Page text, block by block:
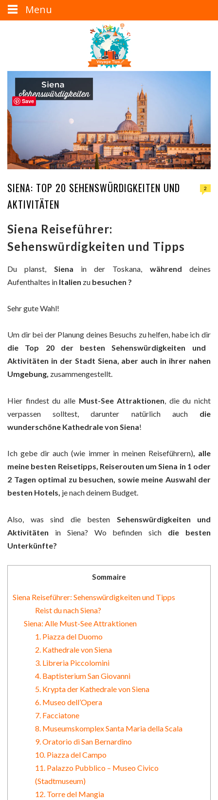
SIENA: TOP 20 SEHENSWÜRDIGKEITEN UND
AKTIVITÄTEN
2
Siena Reiseführer:
Sehenswürdigkeiten und Tipps
Du planst, Siena in der Toskana, während deines
Aufenthaltes in Italien zu besuchen ?
Sehr gute Wahl!
Um dir bei der Planung deines Besuchs zu helfen, habe ich dir
die Top 20 der besten Sehenswürdigkeiten und
Aktivitäten in der Stadt Siena, aber auch in ihrer nahen
Umgebung, zusammengestellt.
Hier findest du alle Must-See Attraktionen, die du nicht
verpassen solltest, darunter natürlich auch die
wunderschöne Kathedrale von Siena!
Ich gebe dir auch (wie immer in meinen Reiseführern), alle
meine besten Reisetipps, Reiserouten um Siena in 1 oder
2 Tagen optimal zu besuchen, sowie meine Auswahl der
besten Hotels, je nach deinem Budget.
Also, was sind die besten Sehenswürdigkeiten und
Aktivitäten in Siena? Wo befinden sich die besten
Unterkünfte?
Sommaire
Siena Reiseführer: Sehenswürdigkeiten und Tipps
Reist du nach Siena?
Siena: Alle Must-See Attraktionen
1. Piazza del Duomo
2. Kathedrale von Siena
3. Libreria Piccolomini
4. Baptisterium San Giovanni
5. Krypta der Kathedrale von Siena
6. Museo dell’Opera
7. Facciatone
8. Museumskomplex Santa Maria della Scala
9. Oratorio di San Bernardino
10. Piazza del Campo
11. Palazzo Pubblico – Museo Civico
(Stadtmuseum)
12. Torre del Mangia
Menu
Save